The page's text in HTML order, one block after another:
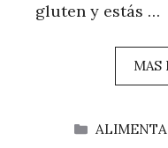
gluten y estás …
MAS